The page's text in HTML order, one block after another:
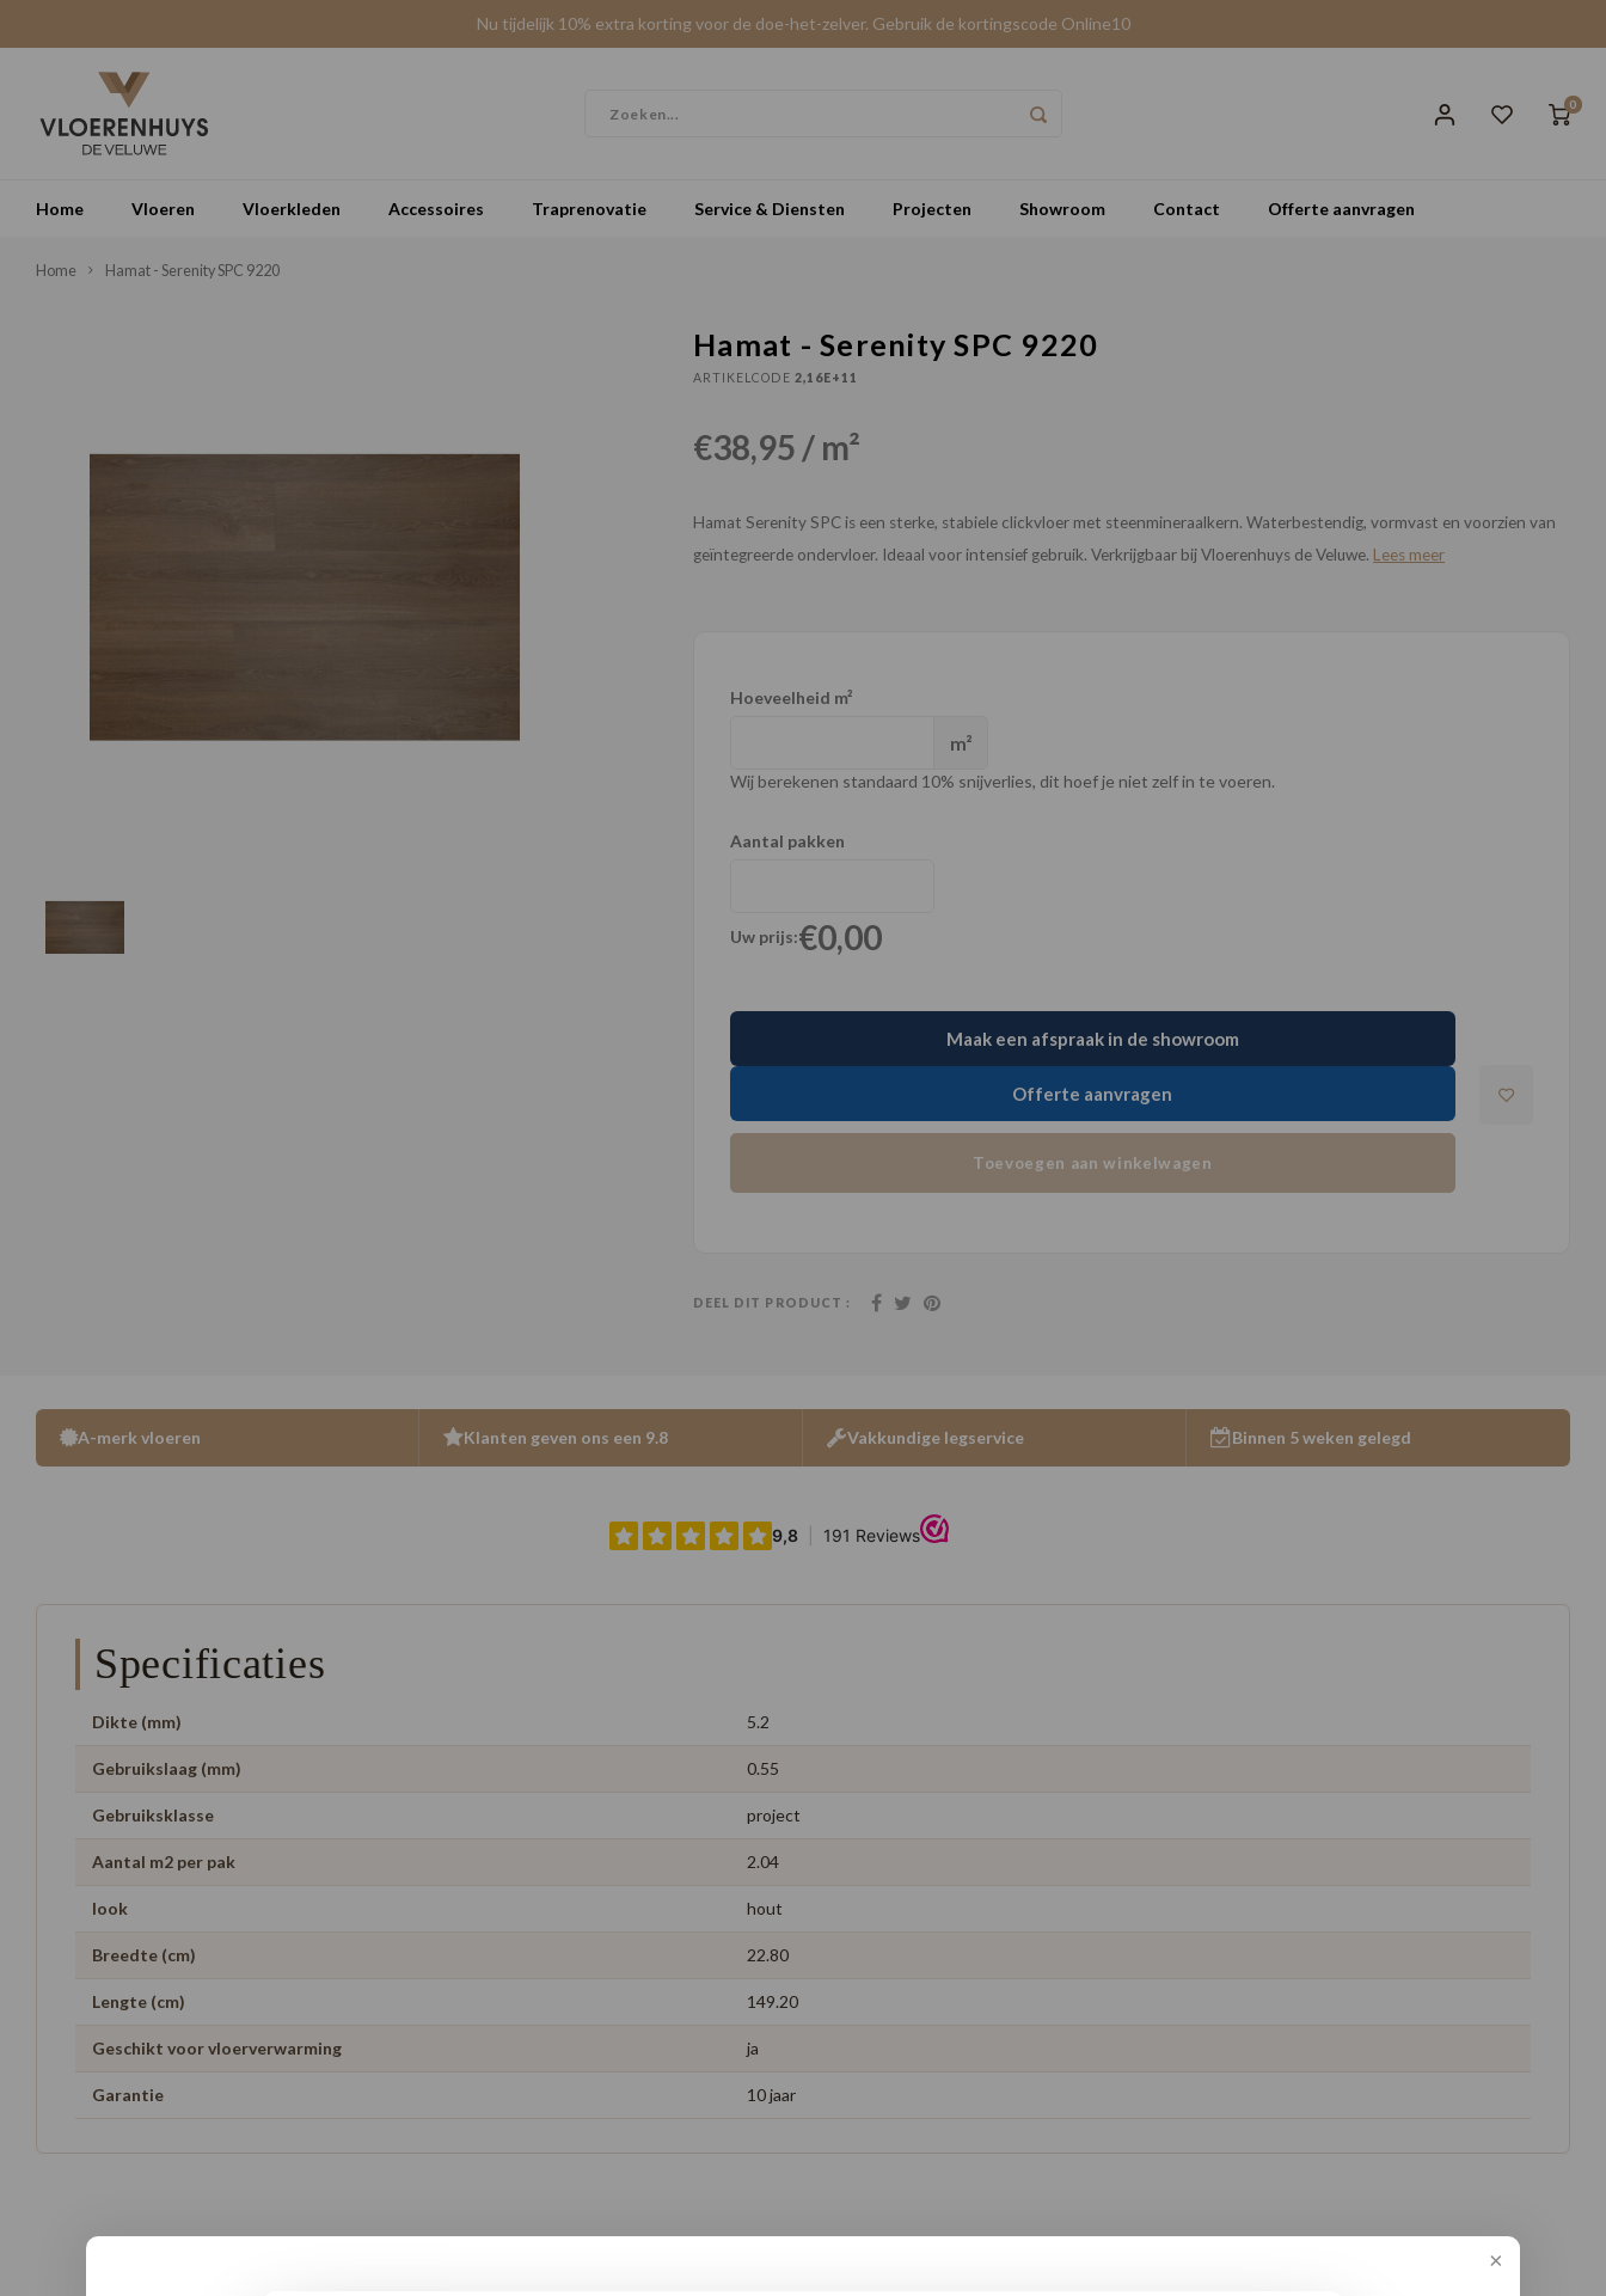
Nu tijdelijk 10% extra korting voor de doe-het-zelver. Gebruik de kortingscode Online10
0
Home Vloeren Vloerkleden Accessoires Traprenovatie Service & Diensten Projecten Showroom Contact Offerte aanvragen
Home Hamat - Serenity SPC 9220
Hamat - Serenity SPC 9220
ARTIKELCODE 2,16E+11
€38,95 / m²
Hamat Serenity SPC is een sterke, stabiele clickvloer met steenmineraalkern. Waterbestendig, vormvast en voorzien van
geïntegreerde ondervloer. Ideaal voor intensief gebruik. Verkrijgbaar bij Vloerenhuys de Veluwe. Lees meer
Hoeveelheid m²
m²
Wij berekenen standaard 10% snijverlies, dit hoef je niet zelf in te voeren.
Aantal pakken
Uw prijs:€0,00
Maak een afspraak in de showroom
Offerte aanvragen
Toevoegen aan winkelwagen
DEEL DIT PRODUCT :
A-merk vloeren Klanten geven ons een 9.8 Vakkundige legservice Binnen 5 weken gelegd
Specificaties
Dikte (mm) 5.2
Gebruikslaag (mm) 0.55
Gebruiksklasse project
Aantal m2 per pak 2.04
look hout
Breedte (cm) 22.80
Lengte (cm) 149.20
Geschikt voor vloerverwarming ja
Garantie 10 jaar